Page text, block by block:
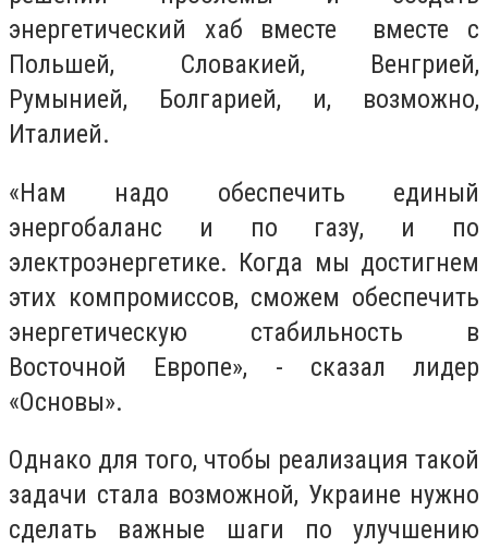
энергетический хаб вместе вместе с
Польшей, Словакией, Венгрией,
Румынией, Болгарией, и, возможно,
Италией.
«Нам надо обеспечить единый
энергобаланс и по газу, и по
электроэнергетике. Когда мы достигнем
этих компромиссов, сможем обеспечить
энергетическую стабильность в
Восточной Европе», - сказал лидер
«Основы».
Однако для того, чтобы реализация такой
задачи стала возможной, Украине нужно
сделать важные шаги по улучшению